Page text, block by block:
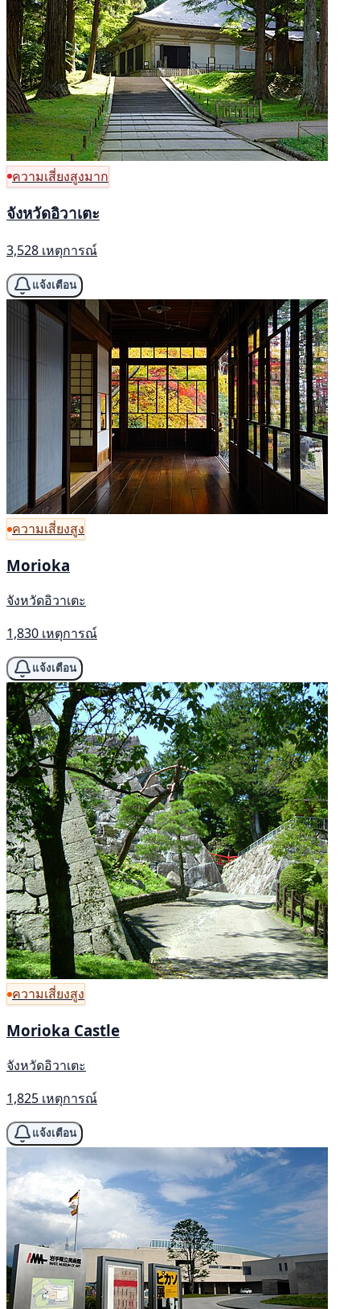
ความเสี่ยงสูงมาก
จังหวัดอิวาเตะ
3,528 เหตุการณ์
แจ้งเตือน
ความเสี่ยงสูง
Morioka
จังหวัดอิวาเตะ
1,830 เหตุการณ์
แจ้งเตือน
ความเสี่ยงสูง
Morioka Castle
จังหวัดอิวาเตะ
1,825 เหตุการณ์
แจ้งเตือน